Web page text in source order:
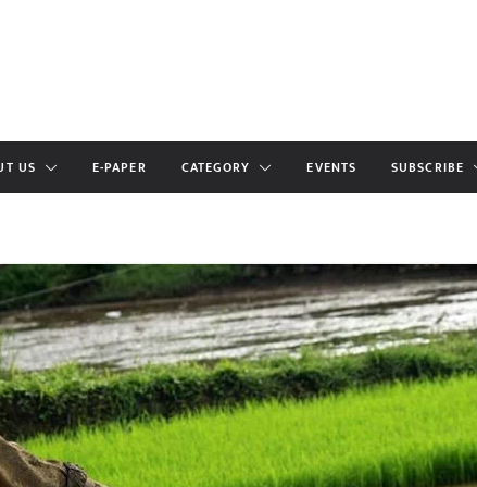
US E-PAPER CATEGORY EVENTS SUBSCRIBE